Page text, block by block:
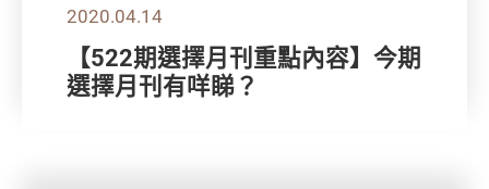
2020.04.14
【522期選擇月刊重點內容】今期
選擇月刊有咩睇？